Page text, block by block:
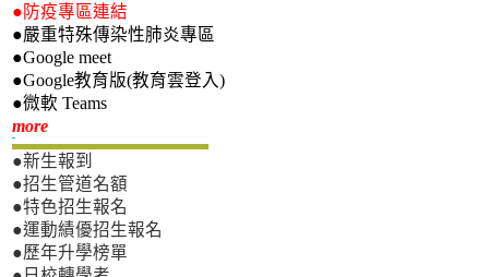
●防疫專區連結
●嚴重特殊傳染性肺炎專區
●Google meet
●Google教育版(教育雲登入)
●微軟 Teams
more新生專區
●新生報到
●招生管道名額
●特色招生報名
●運動績優招生報名
●歷年升學榜單